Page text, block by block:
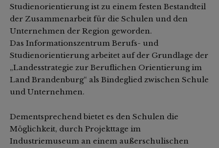
Studienorientierung ist zu einem festen Bestandteil
der Zusammenarbeit für die Schulen und den
Unternehmen der Region geworden.
Das Informationszentrum Berufs- und
Studienorientierung arbeitet auf der Grundlage der
„Landesstrategie zur Beruflichen Orientierung im
Land Brandenburg“ als Bindeglied zwischen Schule
und Unternehmen.
Dementsprechend bietet es den Schulen die
Möglichkeit, durch Projekttage im
Industriemuseum an einem außerschulischen